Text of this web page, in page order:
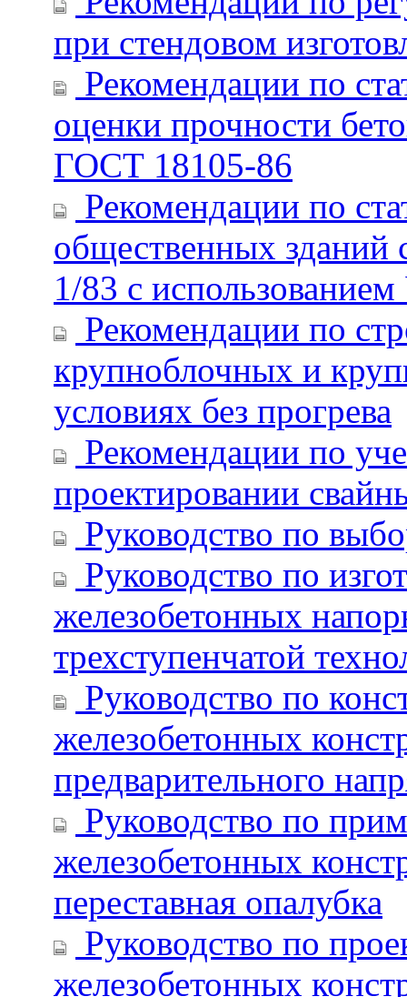
при стендовом
Рекомендации по
оценки прочности
ГОСТ 18105-86
Рекомендации по
общественных зданий
1/83 с
Рекомендации по
крупноблочных и
условиях без прогрева
Рекомендации по
проектировании
Руководство по
Руководство по
железобетонных
трехступенчатой
Руководство по
железобетонных
предварительного
Руководство по
железобетонных
переставная опалубка
Руководство по
железобетонных